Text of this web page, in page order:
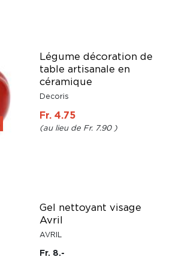
Légume décoration de
table artisanale en
céramique
Decoris
Fr. 4.75
Fr. 7.90
Gel nettoyant visage
Avril
AVRIL
Fr. 8.-